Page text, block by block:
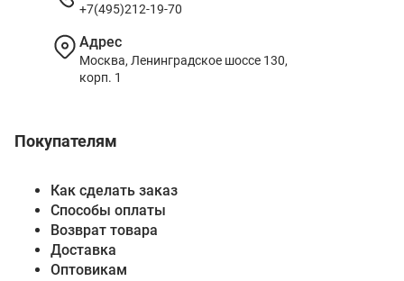
Покупателям
Как сделать заказ
Способы оплаты
Возврат товара
Доставка
Оптовикам
+7(495)212-19-70
Адрес
Москва, Ленинградское шоссе 130,
корп. 1